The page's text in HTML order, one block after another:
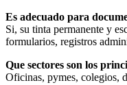
Es adecuado para
Si, su tinta permanente y
formularios, registros
Que sectores son los
Oficinas, pymes, colegios,